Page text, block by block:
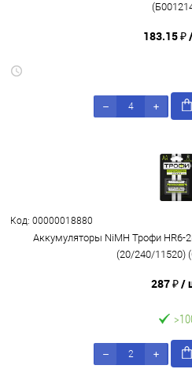
183.15 ₽
Код: 00000018880
Аккумуляторы NiMH Трофи HR6-
(20/240/11520)
287 ₽/